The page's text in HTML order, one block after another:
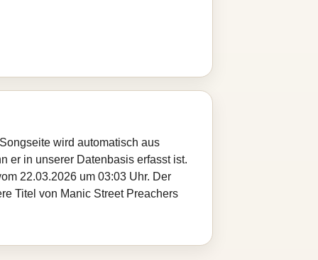
wird automatisch aus
er in unserer Datenbasis erfasst ist.
22.03.2026 um 03:03 Uhr. Der
Titel von Manic Street Preachers